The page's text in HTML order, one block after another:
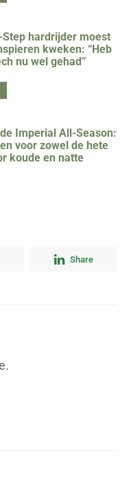
hardrijder moest
kweken: “Heb
nu wel gehad”
Imperial All-Season:
voor zowel de hete
koude en natte
Share